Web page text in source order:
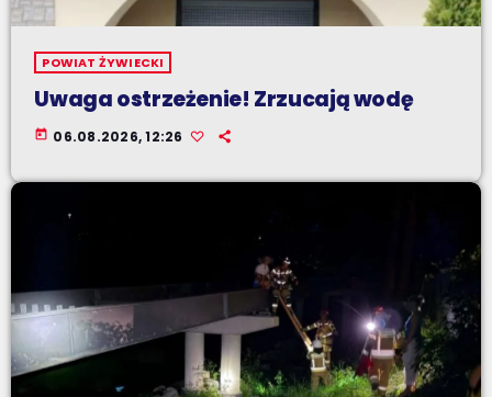
POWIAT ŻYWIECKI
Uwaga ostrzeżenie! Zrzucają wodę
today 06.08.2026, 12:26